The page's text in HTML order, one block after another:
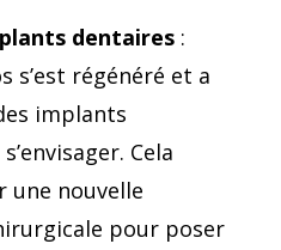
dentaires:
s’est régénéré et a
implants
Cela
une nouvelle
pour poser